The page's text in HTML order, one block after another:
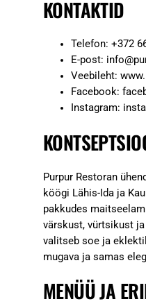
KONTAKTID
Telefon: +372
E-post:
Veebileht:
Facebook:
Instagram:
Purpur Restoran
köögi Lähis-Ida ja
pakkudes
värskust, vürtsikust
valitseb soe ja
mugava ja samas
MENÜÜ JA